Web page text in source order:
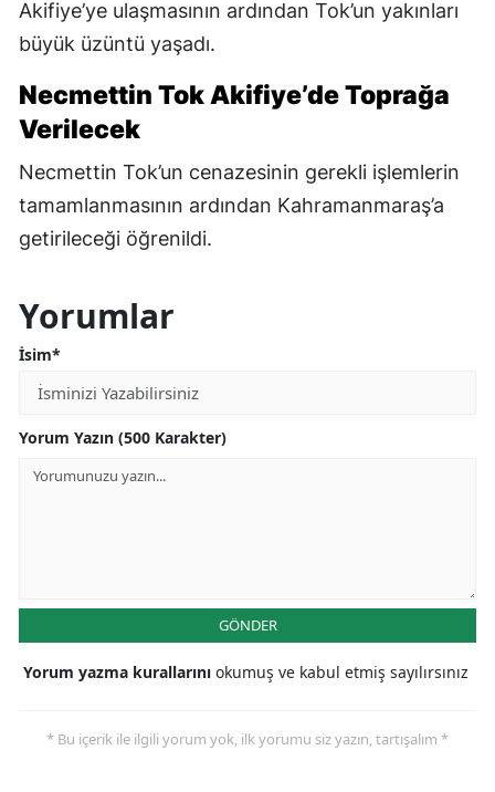
Akifiye’ye ulaşmasının ardından Tok’un yakınları
büyük üzüntü yaşadı.
Necmettin Tok Akifiye’de Toprağa
Verilecek
Necmettin Tok’un cenazesinin gerekli işlemlerin
tamamlanmasının ardından Kahramanmaraş’a
getirileceği öğrenildi.
Yorumlar
İsim*
Yorum Yazın (500 Karakter)
GÖNDER
Yorum yazma kurallarını okumuş ve kabul etmiş sayılırsınız
* Bu içerik ile ilgili yorum yok, ilk yorumu siz yazın, tartışalım *